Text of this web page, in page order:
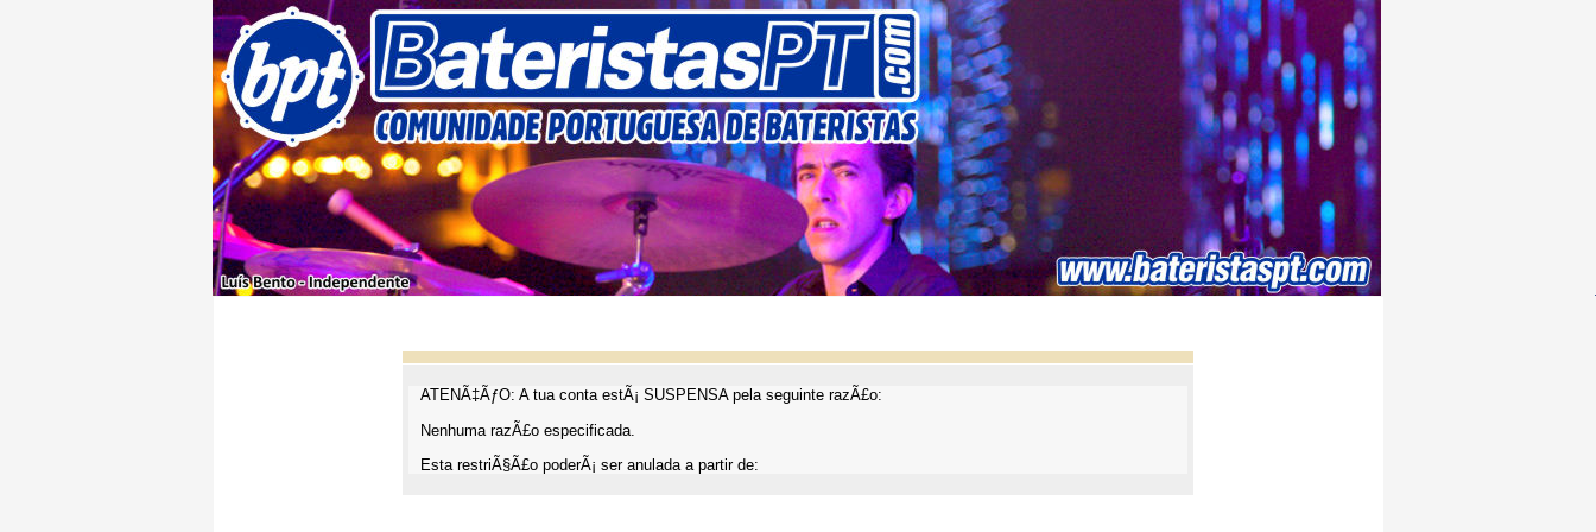
ATENÃ‡ÃƒO: A tua conta estÃ¡ SUSPENSA pela seguinte razÃ£o:
Nenhuma razÃ£o especificada.
Esta restriÃ§Ã£o poderÃ¡ ser anulada a partir de: